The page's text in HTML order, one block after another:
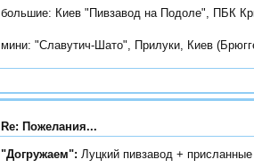
большие: Киев "Пивзавод на Подоле", ПБК
мини: "Славутич-Шато", Прилуки, Киев
Re: Пожелания...
"Догружаем": Луцкий пивзавод +